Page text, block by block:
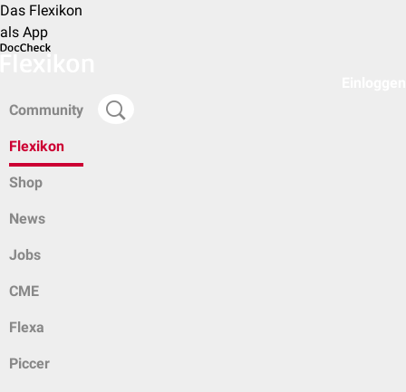
Das Flexikon
als App
Community
Flexikon
Shop
News
Jobs
CME
Flexa
Piccer